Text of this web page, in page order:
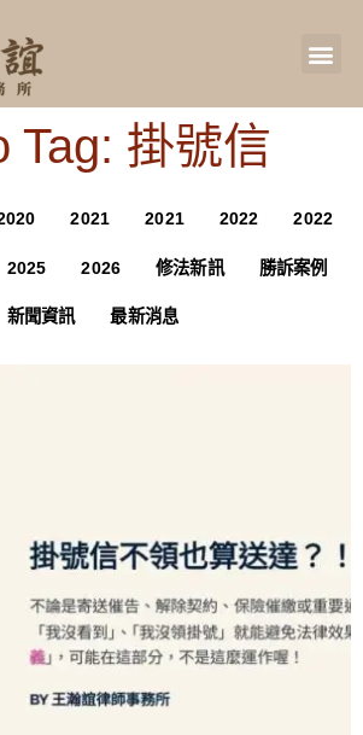
Tag: 掛號信
2021 2021 2022 2022
2025 2026 修法新訊 勝訴案例
新聞資訊 最新消息